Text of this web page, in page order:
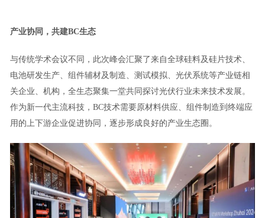
产业协同，共建BC生态
与传统学术会议不同，此次峰会汇聚了来自全球硅料及硅片技术、
电池研发生产、组件辅材及制造、测试模拟、光伏系统等产业链相
关企业、机构，全生态聚集一堂共同探讨光伏行业未来技术发展。
作为新一代主流科技，BC技术需要原材料供应、组件制造到终端应
用的上下游企业促进协同，逐步形成良好的产业生态圈。